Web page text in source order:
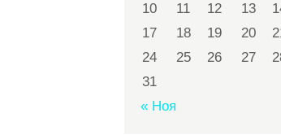
10
11 12 13
17
18 19 20
24
25 26 27
31
« Ноя